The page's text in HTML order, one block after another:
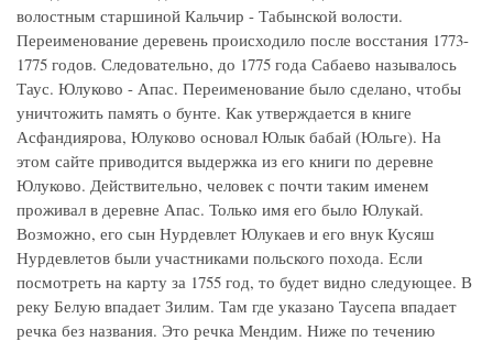
волостным старшиной Кальчир - Табынской волости.
Переименование деревень происходило после восстания 1773-
1775 годов. Следовательно, до 1775 года Сабаево называлось
Таус. Юлуково - Апас. Переименование было сделано, чтобы
уничтожить память о бунте. Как утверждается в книге
Асфандиярова, Юлуково основал Юлык бабай (Юльге). На
этом сайте приводится выдержка из его книги по деревне
Юлуково. Действительно, человек с почти таким именем
проживал в деревне Апас. Только имя его было Юлукай.
Возможно, его сын Нурдевлет Юлукаев и его внук Кусяш
Нурдевлетов были участниками польского похода. Если
посмотреть на карту за 1755 год, то будет видно следующее. В
реку Белую впадает Зилим. Там где указано Таусепа впадает
речка без названия. Это речка Мендим. Ниже по течению